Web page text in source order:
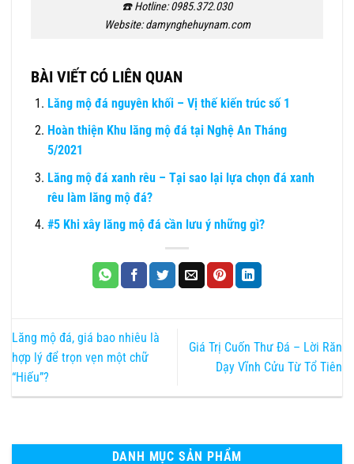
DANH MỤC SẢN PHẨM
☎️ Hotline: 0985.372.030
Website: damynghehuynam.com
BÀI VIẾT CÓ LIÊN QUAN
Lăng mộ đá nguyên khối – Vị thế kiến trúc số 1
Hoàn thiện Khu lăng mộ đá tại Nghệ An Tháng
5/2021
Lăng mộ đá xanh rêu – Tại sao lại lựa chọn đá xanh
rêu làm lăng mộ đá?
#5 Khi xây lăng mộ đá cần lưu ý những gì?
Lăng mộ đá, giá bao nhiêu là
hợp lý để trọn vẹn một chữ
“Hiếu”?
Giá Trị Cuốn Thư Đá – Lời Răn
Dạy Vĩnh Cửu Từ Tổ Tiên